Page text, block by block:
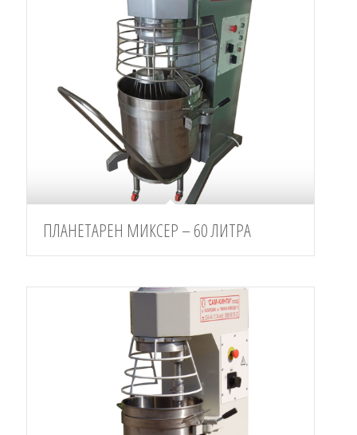
ПЛАНЕТАРЕН МИКСЕР – 60 ЛИТРА